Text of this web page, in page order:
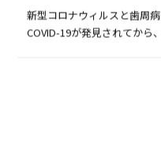
新型コロナウィルスと歯周
COVID-19が発見されてから